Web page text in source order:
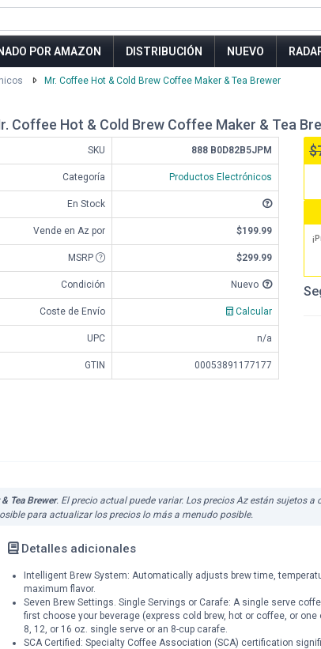
POR AMAZON DISTRIBUCIÓN NUEVO
Mr. Coffee Hot & Cold Brew Coffee Maker & Tea Brewer
Coffee Hot & Cold Brew Coffee Maker & Tea
SKU 888 B0D82B5JPM
Categoría Productos Electrónicos
En Stock
Vende en Az por $199.99
MSRP $299.99
Condición Nuevo
Coste de Envío Calcular
UPC n/a
GTIN 00053891177177
Tea Brewer. El precio actual puede variar. Los precios Az están sujetos
para actualizar los precios lo más a menudo posible.
Detalles adicionales
Intelligent Brew System: Automatically adjusts brew time,
maximum flavor.
Seven Brew Settings. Single Servings or Carafe: A single serve
first choose your beverage (express cold brew, hot or coffee, or
8, 12, or 16 oz. single serve or an 8-cup carafe.
SCA Certified: Specialty Coffee Association (SCA) certification